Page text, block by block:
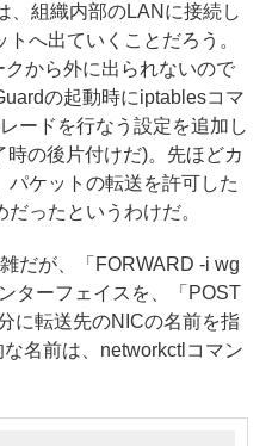
、組織内部のLANに接続し
へ出ていくことだろう。
から外に出られないので
の起動時にiptablesコマ
ードを行なう設定を追加し
の後片付けだ)。先ほどカ
パケットの転送を許可した
ったというわけだ。
だが、「FORWARD -i wg
ターフェイスを、「POST
に転送先のNICの名前を指
名前は、networkctlコマン